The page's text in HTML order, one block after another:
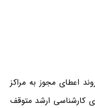
اعطای مجوز به مراکز
کارشناسی ارشد متوقف